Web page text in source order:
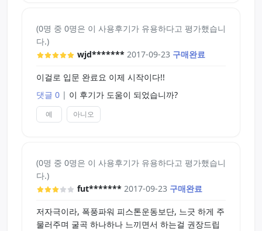
(0명 중 0명은 이 사용후기가 유용하다고 평가했습니
다.)
wjd******* 2017-09-23 구매완료
이걸로 입문 완료요 이제 시작이다!!
댓글 0 | 이 후기가 도움이 되었습니까?
예 아니오
(0명 중 0명은 이 사용후기가 유용하다고 평가했습니
다.)
fut******* 2017-09-23 구매완료
저자극이라, 폭풍파워 피스톤운동보단, 느긋 하게 주
물러주며 굴곡 하나하나 느끼면서 하는걸 권장드립